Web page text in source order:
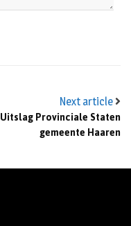
Next article
Uitslag Provinciale Staten
gemeente Haaren